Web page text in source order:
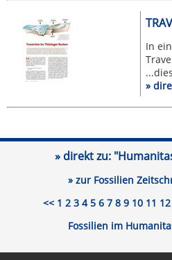
In
»
» direkt zu:
» zur Fossilien
<< 1 2 3 4 5 6 7 8 9 10 11 12
Fossilien im